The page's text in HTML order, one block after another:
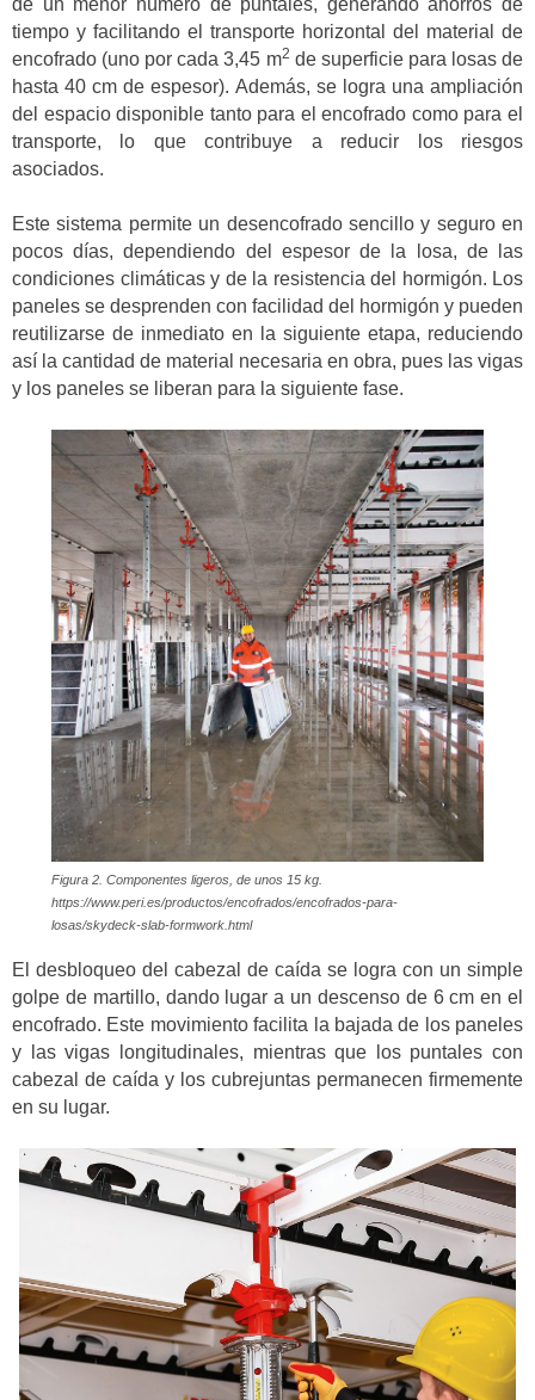
tiempo y facilitando el transporte horizontal del material de
encofrado (uno por cada 3,45 m2 de superficie para losas de
hasta 40 cm de espesor). Además, se logra una ampliación
del espacio disponible tanto para el encofrado como para el
transporte, lo que contribuye a reducir los riesgos
asociados.
Este sistema permite un desencofrado sencillo y seguro en
pocos días, dependiendo del espesor de la losa, de las
condiciones climáticas y de la resistencia del hormigón. Los
paneles se desprenden con facilidad del hormigón y pueden
reutilizarse de inmediato en la siguiente etapa, reduciendo
así la cantidad de material necesaria en obra, pues las vigas
y los paneles se liberan para la siguiente fase.
Figura 2. Componentes ligeros, de unos 15 kg.
https://www.peri.es/productos/encofrados/encofrados-para-
losas/skydeck-slab-formwork.html
El desbloqueo del cabezal de caída se logra con un simple
golpe de martillo, dando lugar a un descenso de 6 cm en el
encofrado. Este movimiento facilita la bajada de los paneles
y las vigas longitudinales, mientras que los puntales con
cabezal de caída y los cubrejuntas permanecen firmemente
en su lugar.